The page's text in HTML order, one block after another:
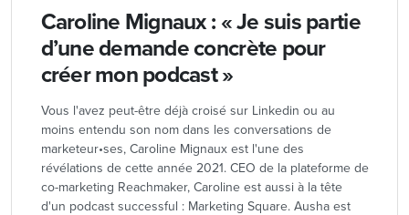
Caroline Mignaux : « Je suis partie
d’une demande concrète pour
créer mon podcast »
Vous l'avez peut-être déjà croisé sur Linkedin ou au
moins entendu son nom dans les conversations de
marketeur•ses, Caroline Mignaux est l'une des
révélations de cette année 2021. CEO de la plateforme de
co-marketing Reachmaker, Caroline est aussi à la tête
d'un podcast successful : Marketing Square. Ausha est